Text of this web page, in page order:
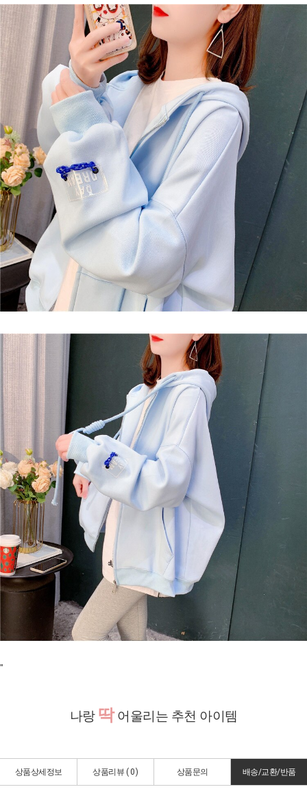
"
나랑 딱어울리는 추천 아이템
상품상세정보 상품리뷰 (0) 상품문의 배송/교환/반품